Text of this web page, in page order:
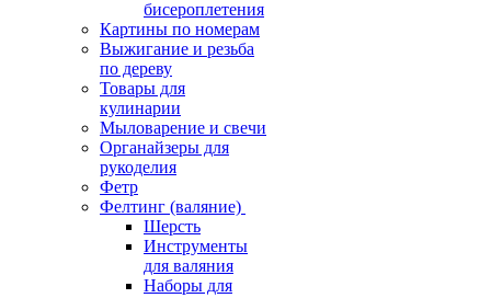
бисероплетения
Картины по номерам
Выжигание и резьба
по дереву
Товары для
кулинарии
Мыловарение и свечи
Органайзеры для
рукоделия
Фетр
Фелтинг (валяние)
Шерсть
Инструменты
для валяния
Наборы для